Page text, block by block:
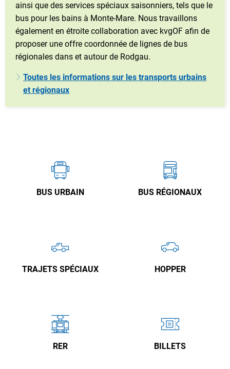
ainsi que des services spéciaux saisonniers, tels que le
bus pour les bains à Monte-Mare. Nous travaillons
également en étroite collaboration avec kvgOF afin de
proposer une offre coordonnée de lignes de bus
régionales dans et autour de Rodgau.
Toutes les informations sur les transports urbains
et régionaux
BUS URBAIN BUS RÉGIONAUX
TRAJETS SPÉCIAUX HOPPER
RER BILLETS